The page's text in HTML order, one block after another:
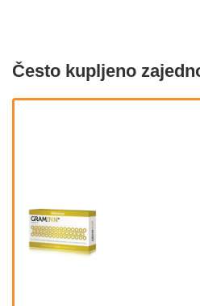
Često kupljeno